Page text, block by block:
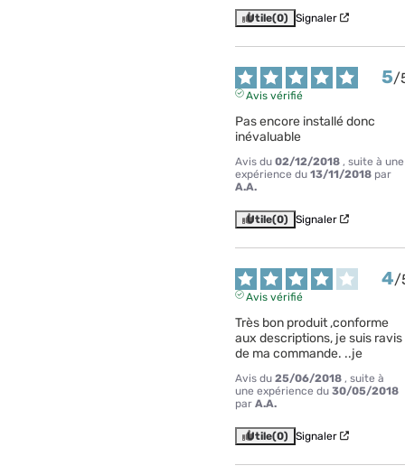
Utile(0) Signaler
5/
Avis vérifié
Pas encore installé donc
inévaluable
Avis du 02/12/2018 , suite à une
expérience du 13/11/2018 par
A.A.
Utile(0) Signaler
4/
Avis vérifié
Très bon produit ,conforme
aux descriptions, je suis ravis
de ma commande. ..je
Avis du 25/06/2018 , suite à
une expérience du 30/05/2018
par A.A.
Utile(0) Signaler